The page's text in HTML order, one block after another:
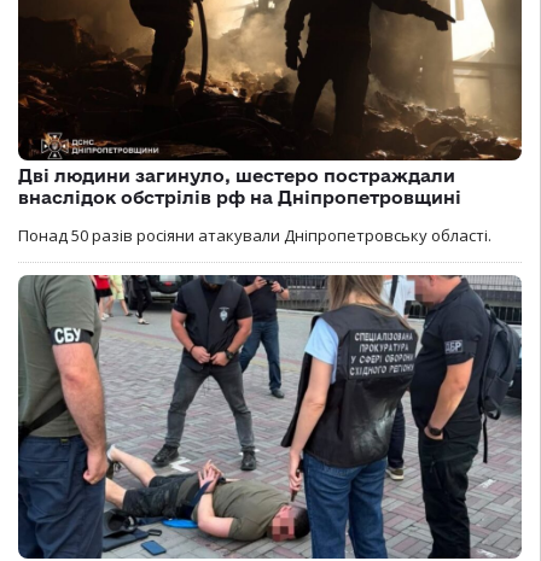
Дві людини загинуло, шестеро постраждали
внаслідок обстрілів рф на Дніпропетровщині
Понад 50 разів росіяни атакували Дніпропетровську області.